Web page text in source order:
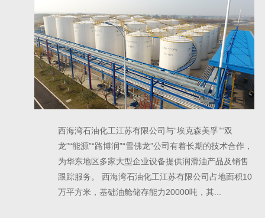
西海湾石油化工江苏有限公司与“埃克森美孚”“双
龙”“能源”“路博润”“雪佛龙”公司有着长期的技术合作，
为华东地区多家大型企业设备提供润滑油产品及销售
跟踪服务。 西海湾石油化工江苏有限公司占地面积10
万平方米，基础油舱储存能力20000吨，其...